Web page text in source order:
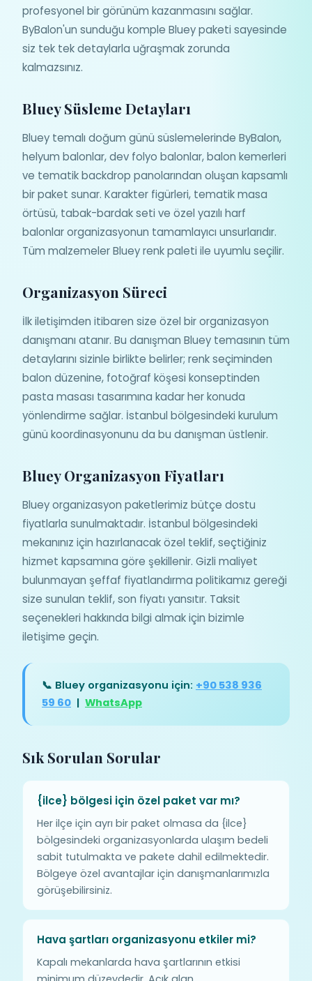
profesyonel bir görünüm kazanmasını sağlar.
ByBalon'un sunduğu komple Bluey paketi sayesinde
siz tek tek detaylarla uğraşmak zorunda
kalmazsınız.
Bluey Süsleme Detayları
Bluey temalı doğum günü süslemelerinde ByBalon,
helyum balonlar, dev folyo balonlar, balon kemerleri
ve tematik backdrop panolarından oluşan kapsamlı
bir paket sunar. Karakter figürleri, tematik masa
örtüsü, tabak-bardak seti ve özel yazılı harf
balonlar organizasyonun tamamlayıcı unsurlarıdır.
Tüm malzemeler Bluey renk paleti ile uyumlu seçilir.
Organizasyon Süreci
İlk iletişimden itibaren size özel bir organizasyon
danışmanı atanır. Bu danışman Bluey temasının tüm
detaylarını sizinle birlikte belirler; renk seçiminden
balon düzenine, fotoğraf köşesi konseptinden
pasta masası tasarımına kadar her konuda
yönlendirme sağlar. İstanbul bölgesindeki kurulum
günü koordinasyonunu da bu danışman üstlenir.
Bluey Organizasyon Fiyatları
Bluey organizasyon paketlerimiz bütçe dostu
fiyatlarla sunulmaktadır. İstanbul bölgesindeki
mekanınız için hazırlanacak özel teklif, seçtiğiniz
hizmet kapsamına göre şekillenir. Gizli maliyet
bulunmayan şeffaf fiyatlandırma politikamız gereği
size sunulan teklif, son fiyatı yansıtır. Taksit
seçenekleri hakkında bilgi almak için bizimle
iletişime geçin.
📞 Bluey organizasyonu için: +90 538 936
59 60 | WhatsApp
Sık Sorulan Sorular
{ilce} bölgesi için özel paket var mı?
Her ilçe için ayrı bir paket olmasa da {ilce}
bölgesindeki organizasyonlarda ulaşım bedeli
sabit tutulmakta ve pakete dahil edilmektedir.
Bölgeye özel avantajlar için danışmanlarımızla
görüşebilirsiniz.
Hava şartları organizasyonu etkiler mi?
Kapalı mekanlarda hava şartlarının etkisi